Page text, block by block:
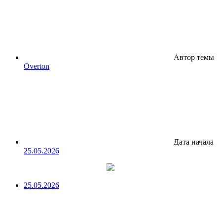
Автор темы
Overton
Дата начала
25.05.2026
25.05.2026